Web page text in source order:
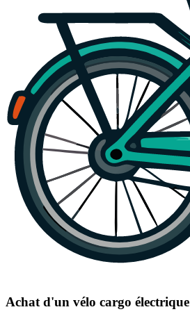
Achat d'un vélo cargo électrique